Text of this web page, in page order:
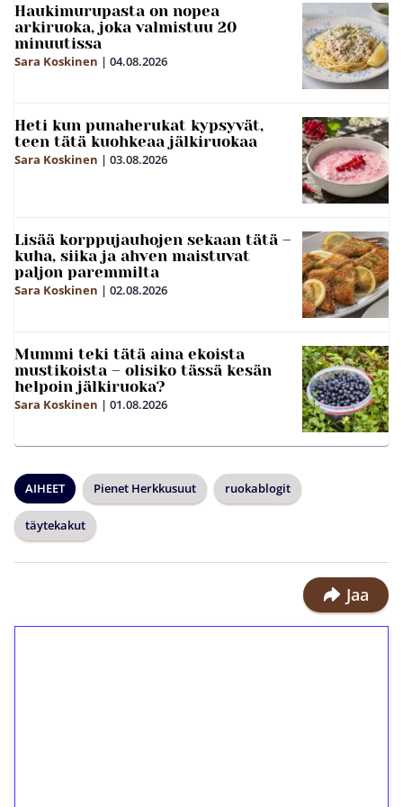
Haukimurupasta on nopea
arkiruoka, joka valmistuu 20
minuutissa
Sara Koskinen | 04.08.2026
Heti kun punaherukat kypsyvät,
teen tätä kuohkeaa jälkiruokaa
Sara Koskinen | 03.08.2026
Lisää korppujauhojen sekaan tätä –
kuha, siika ja ahven maistuvat
paljon paremmilta
Sara Koskinen | 02.08.2026
Mummi teki tätä aina ekoista
mustikoista – olisiko tässä kesän
helpoin jälkiruoka?
Sara Koskinen | 01.08.2026
AIHEET Pienet Herkkusuut ruokablogit
täytekakut
Jaa